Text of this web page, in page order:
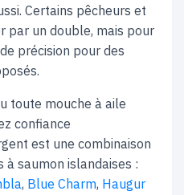
Certains pêcheurs et
par un double, mais pour
précision pour des
toute mouche à aile
confiance
est une combinaison
à saumon islandaises :
, Blue Charm, Haugur